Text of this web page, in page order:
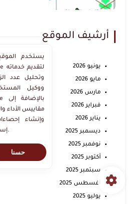
أرشيف الموقع
يونيو 2026
مايو 2026
مارس 2026
فبراير 2026
يناير 2026
ديسمبر 2025
نوفمبر 2025
أكتوبر 2025
سبتمبر 2025
أغسطس 2025
يوليو 2025
يستخدم
وتحليل عدد
مقاييس الأداء
وإنشاء
إساءة الاستخدام ومعالجتها.
حسنا